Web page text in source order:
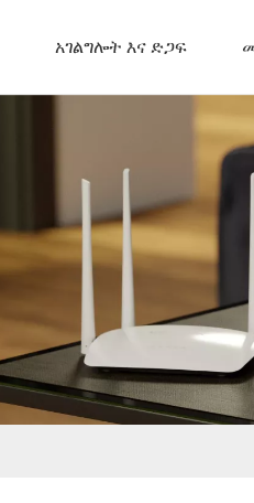
አገልግሎት እና ድጋፍ